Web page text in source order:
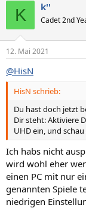
K k''
Cadet 2nd
12. Mai 2021
@HisN
HisN schrieb:
Du hast doch jetzt
Dir steht: Aktiviere
UHD ein, und schau
Ich habs nicht
wird wohl eher
einen PC mit nur
genannten Spiele
niedrigen